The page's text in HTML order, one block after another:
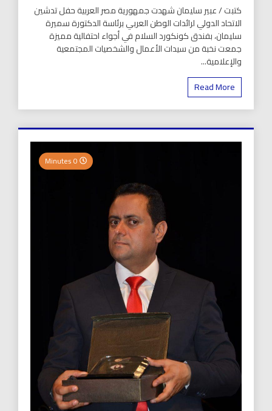
كتبت / عبير سليمان شهدت جمهورية مصر العربية حفل تدشين
الاتحاد الدولي لرائدات الوطن العربي برئاسة الدكتورة سميرة
سليمان، بفندق كونكورد السلام في أجواء احتفالية مميزة
جمعت نخبة من سيدات الأعمال والشخصيات المجتمعية
والإعلامية...
Read More